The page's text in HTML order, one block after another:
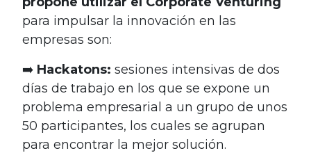
para impulsar la innovación en las
empresas son:
➡️ Hackatons: sesiones intensivas de dos
días de trabajo en los que se expone un
problema empresarial a un grupo de unos
50 participantes, los cuales se agrupan
para encontrar la mejor solución.